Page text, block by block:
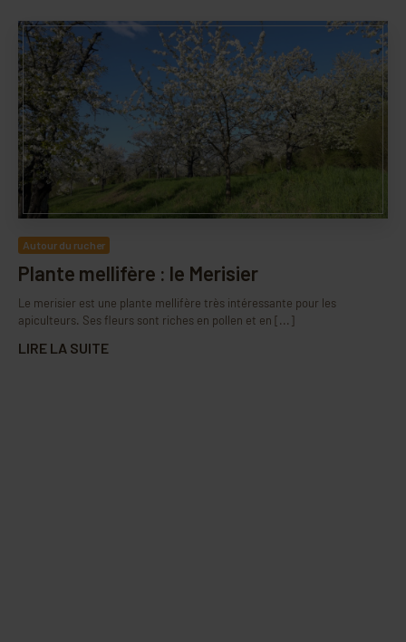
Autour du rucher
Plante mellifère : le Merisier
Le merisier est une plante mellifère très intéressante pour les
apiculteurs. Ses fleurs sont riches en pollen et en [...]
LIRE LA SUITE